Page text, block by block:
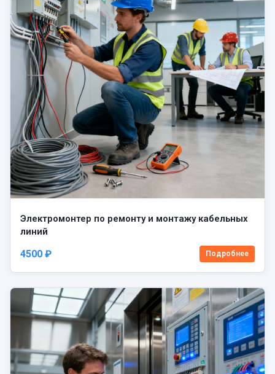
Электромонтер по ремонту и монтажу кабельных
линий
4500 ₽ Подробнее